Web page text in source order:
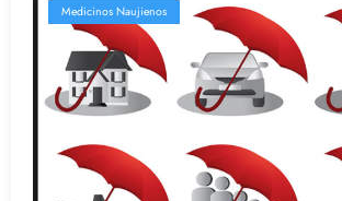
Medicinos Naujienos